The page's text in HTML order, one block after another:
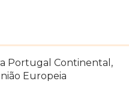
Portugal Continental,
Europeia